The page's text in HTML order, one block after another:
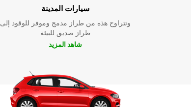
سيارات المدينة
وتتراوح هذه من طراز مدمج وموفر للوقود إلى
طراز صديق للبيئة
شاهد المزيد